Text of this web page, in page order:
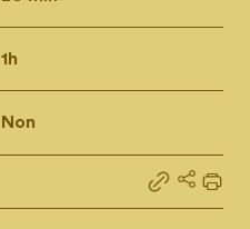
1h
Non
Partager